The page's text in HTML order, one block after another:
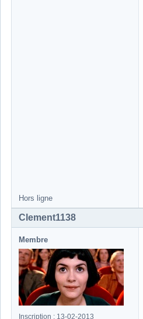
Hors ligne
Clement1138
Membre
Inscription : 13-02-2013